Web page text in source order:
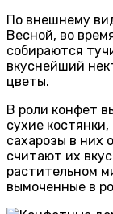
По внешнему
Весной, во
собираются
вкуснейший
цветы.
В роли конфет
сухие
сахарозы в них
считают их
растительном
вымоченные в